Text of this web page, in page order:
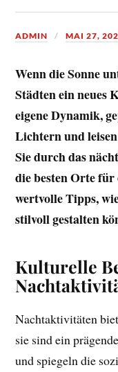
ADMIN MAI 27,
Wenn die Sonne
Städten ein neues
eigene Dynamik,
Lichtern und
Sie durch das
die besten Orte
wertvolle Tipps,
stilvoll gestalten
Kulturelle
Nachtaktivitäten
sie sind ein
und spiegeln die